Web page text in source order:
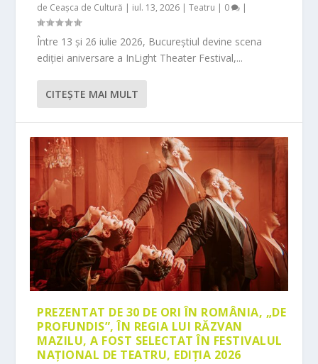
de Ceașca de Cultură | iul. 13, 2026 |Teatru | 0 |
Între 13 și 26 iulie 2026, Bucureștiul devine scena
ediției aniversare a InLight Theater Festival,...
CITEŞTE MAI MULT
PREZENTAT DE 30 DE ORI ÎN ROMÂNIA, „DE
PROFUNDIS”, ÎN REGIA LUI RĂZVAN
MAZILU, A FOST SELECTAT ÎN FESTIVALUL
NAȚIONAL DE TEATRU, EDIȚIA 2026